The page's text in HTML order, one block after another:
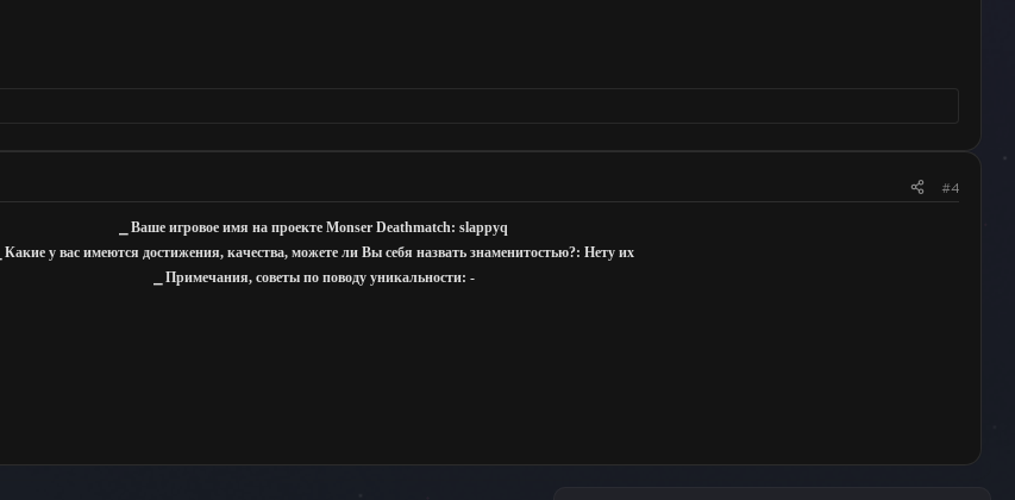
#4
⎯ Ваше игровое имя на проекте Monser Deathmatch: slappyq
⎯ Какие у вас имеются достижения, качества, можете ли Вы себя назвать знаменитостью?: Нету их
⎯ Примечания, советы по поводу уникальности: -